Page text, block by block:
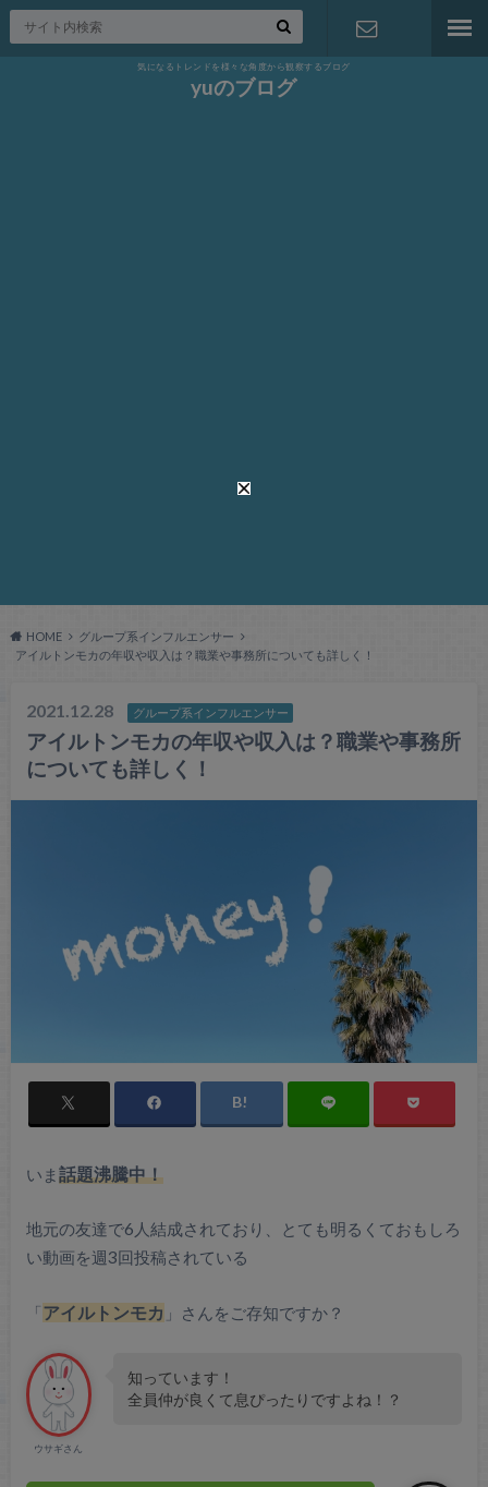
気になるトレンドを様々な角度から観察するブログ
yuのブログ
HOME
グループ系インフルエンサー
アイルトンモカの年収や収入は？職業や事務所についても詳しく！
2021.12.28 グループ系インフルエンサー
アイルトンモカの年収や収入は？職業や事務所
についても詳しく！
いま 話題沸騰中！
地元の友達で6人結成されており、とても明るくておもしろ
い動画を週3回投稿されている
「アイルトンモカ 」さんをご存知ですか？
ウサギさん
知っています！
全員仲が良くて息ぴったりですよね！？